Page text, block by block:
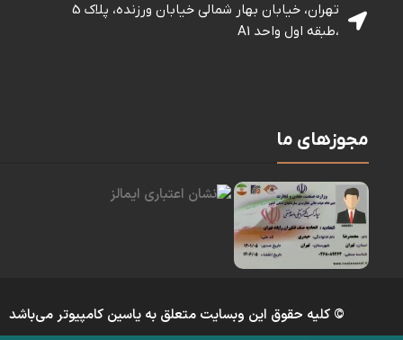
تهران، خیابان بهار شمالی خيابان ورزنده، پلاک 5
،طبقه اول واحد A1
مجوزهای ما
© کلیه حقوق این وبسایت متعلق به یاسین کامپیوتر می‌باشد